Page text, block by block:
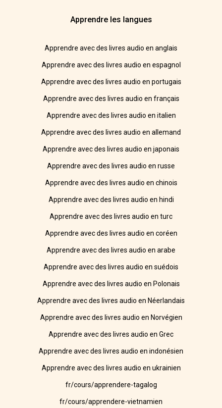
Apprendre les langues
Apprendre avec des livres audio en anglais
Apprendre avec des livres audio en espagnol
Apprendre avec des livres audio en portugais
Apprendre avec des livres audio en français
Apprendre avec des livres audio en italien
Apprendre avec des livres audio en allemand
Apprendre avec des livres audio en japonais
Apprendre avec des livres audio en russe
Apprendre avec des livres audio en chinois
Apprendre avec des livres audio en hindi
Apprendre avec des livres audio en turc
Apprendre avec des livres audio en coréen
Apprendre avec des livres audio en arabe
Apprendre avec des livres audio en suédois
Apprendre avec des livres audio en Polonais
Apprendre avec des livres audio en Néerlandais
Apprendre avec des livres audio en Norvégien
Apprendre avec des livres audio en Grec
Apprendre avec des livres audio en indonésien
Apprendre avec des livres audio en ukrainien
fr/cours/apprendere-tagalog
fr/cours/apprendere-vietnamien